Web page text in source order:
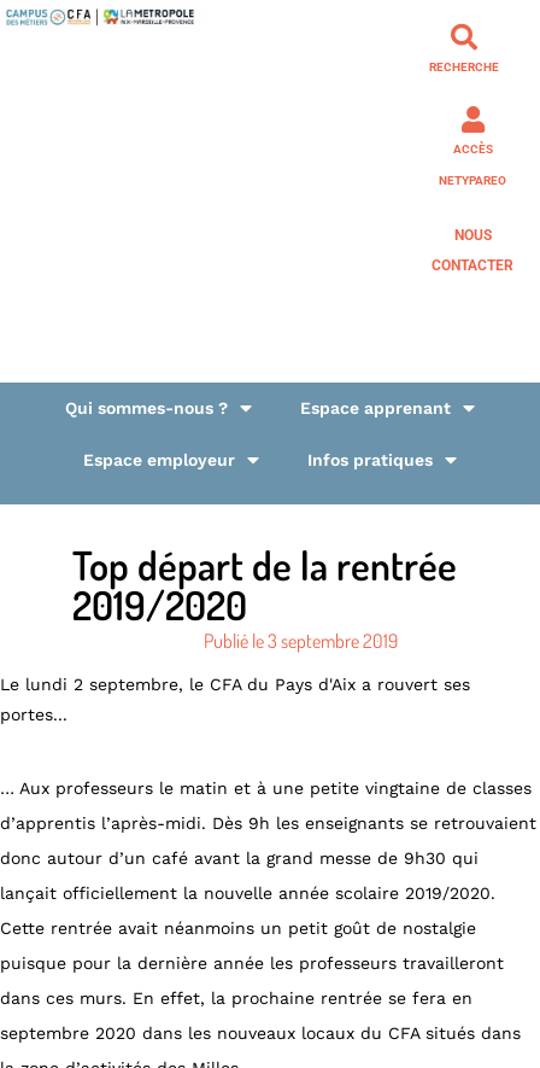
RECHERCHE
ACCÈS
NETYPAREO
NOUS
CONTACTER
Qui sommes-nous ? Espace apprenant
Espace employeur Infos pratiques
Top départ de la rentrée
2019/2020
Publié le3 septembre 2019
Le lundi 2 septembre, le CFA du Pays d'Aix a rouvert ses
portes...
… Aux professeurs le matin et à une petite vingtaine de classes
d’apprentis l’après-midi. Dès 9h les enseignants se retrouvaient
donc autour d’un café avant la grand messe de 9h30 qui
lançait officiellement la nouvelle année scolaire 2019/2020.
Cette rentrée avait néanmoins un petit goût de nostalgie
puisque pour la dernière année les professeurs travailleront
dans ces murs. En effet, la prochaine rentrée se fera en
septembre 2020 dans les nouveaux locaux du CFA situés dans